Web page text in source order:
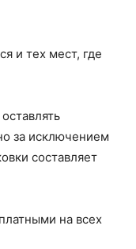
и тех мест, где
за исключением
составляет
на всех